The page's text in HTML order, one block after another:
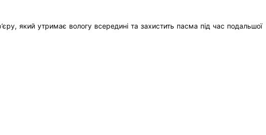
який утримає вологу всередині та захистить пасма під час подальшої